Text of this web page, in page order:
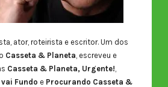
ator, roteirista e escritor. Um dos
Casseta & Planeta , escreveu e
Casseta & Planeta, Urgente!
Fundo e Procurando Casseta &